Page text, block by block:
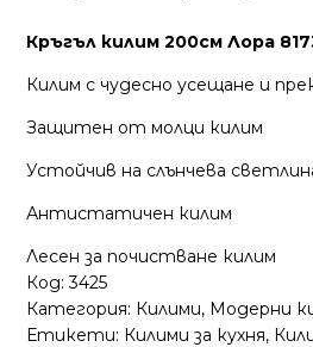
Кръгъл килим 200см Лора
Килим с чудесно усещане и
Защитен от молци килим
Устойчив на слънчева
Антистатичен килим
Лесен за почистване килим
Код:3425
Категория: Килими, Модерни
Етикети: Килими за кухня,